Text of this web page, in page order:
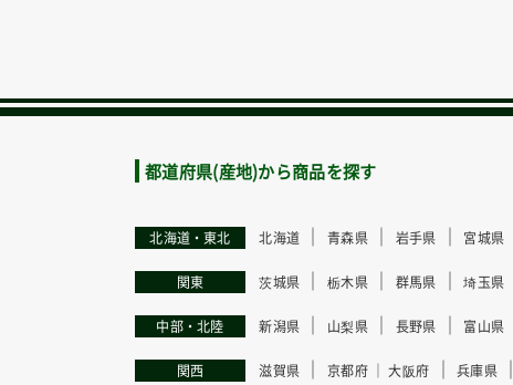
都道府県(産地)から商品を探す
北海道・東北 北海道 ｜青森県｜ 岩手県 ｜ 宮城県
関東 茨城県 ｜栃木県｜ 群馬県 ｜埼玉県
中部・北陸 新潟県 ｜ 山梨県｜ 長野県 ｜ 富山県
関西 滋賀県 ｜京都府 ｜大阪府 ｜兵庫県｜